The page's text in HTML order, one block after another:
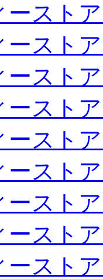
ースト
ースト
ースト
ースト
ースト
ースト
ースト
ースト
ースト